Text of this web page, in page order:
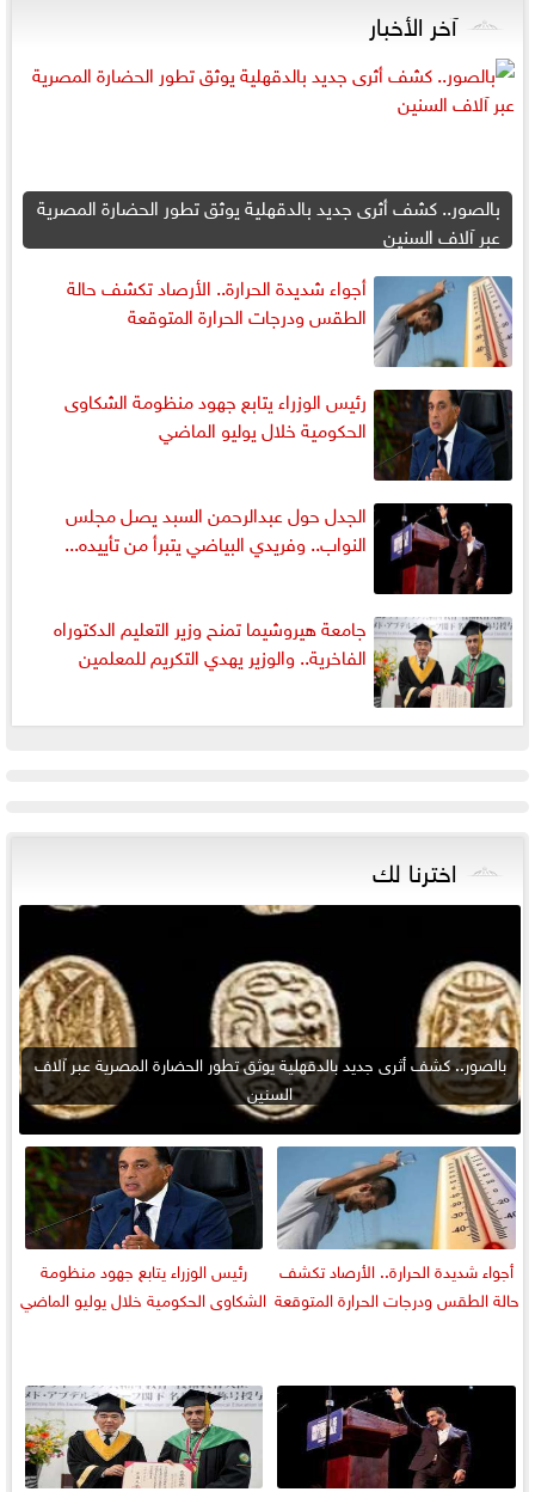
آخر الأخبار
بالصور.. كشف أثرى جديد بالدقهلية يوثق تطور الحضارة المصرية
عبر آلاف السنين
أجواء شديدة الحرارة.. الأرصاد تكشف حالة
الطقس ودرجات الحرارة المتوقعة
رئيس الوزراء يتابع جهود منظومة الشكاوى
الحكومية خلال يوليو الماضي
الجدل حول عبدالرحمن السبد يصل مجلس
النواب.. وفريدي البياضي يتبرأ من تأييده...
جامعة هيروشيما تمنح وزير التعليم الدكتوراه
الفاخرية.. والوزير يهدي التكريم للمعلمين
اخترنا لك
بالصور.. كشف أثرى جديد بالدقهلية يوثق تطور الحضارة المصرية عبر آلاف
السنين
أجواء شديدة الحرارة.. الأرصاد تكشف
حالة الطقس ودرجات الحرارة المتوقعة
رئيس الوزراء يتابع جهود منظومة
الشكاوى الحكومية خلال يوليو الماضي